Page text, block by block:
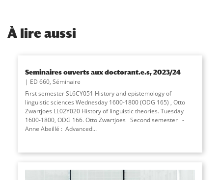
À lire aussi
Seminaires ouverts aux doctorant.e.s, 2023/24
ED 660, Séminaire
First semester SL6CY051 History and epistemology of
linguistic sciences Wednesday 1600-1800 (ODG 165) , Otto
Zwartjoes LL02Y020 History of linguistic theories. Tuesday
1600-1800, ODG 166. Otto Zwartjoes Second semester -
Anne Abeillé : Advanced...